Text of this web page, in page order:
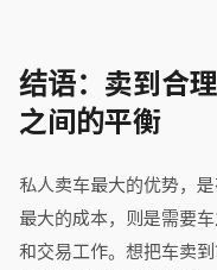
结语：卖到合
之间的平衡
私人卖车最大的优势，
最大的成本，则是需要
和交易工作。想把车卖